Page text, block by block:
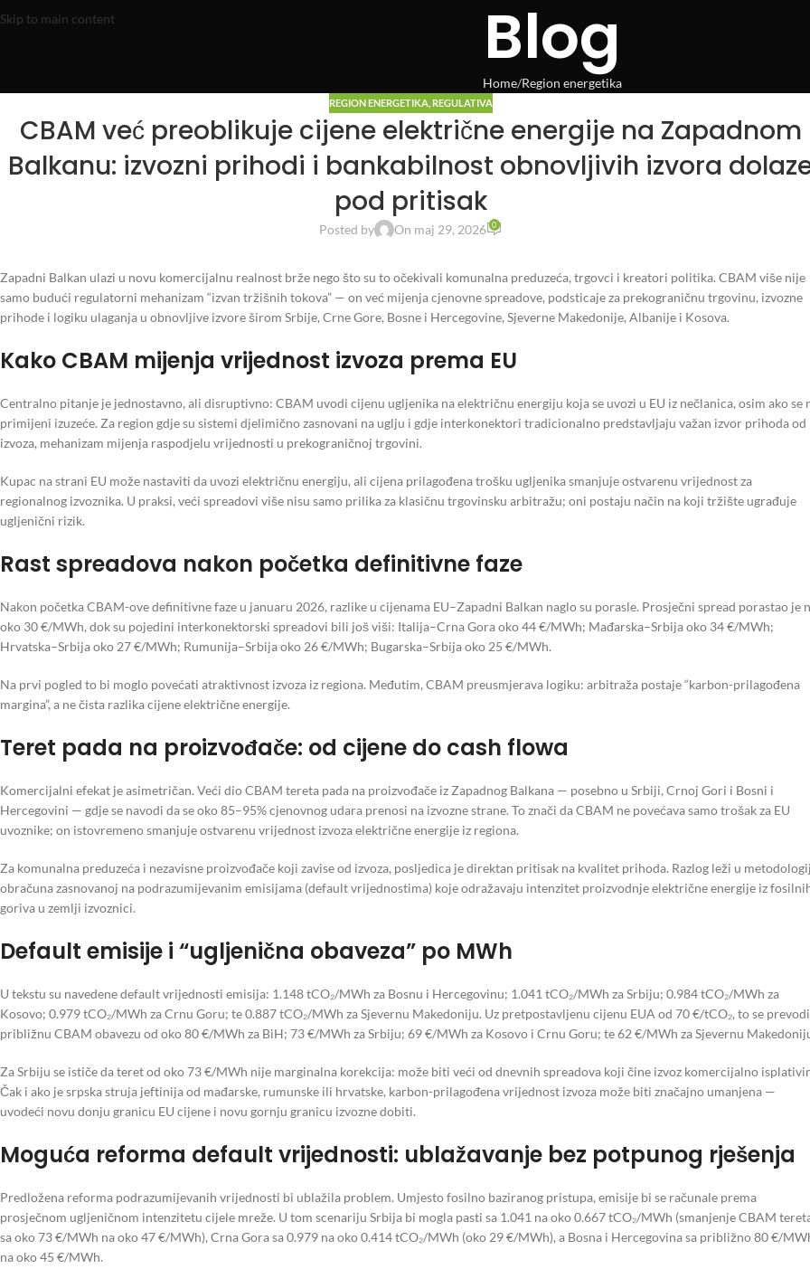
Skip to main content Blog
Home Region energetika
REGION ENERGETIKA, REGULATIVA
CBAM već preoblikuje cijene električne energije na Zapadnom
Balkanu: izvozni prihodi i bankabilnost obnovljivih izvora
pod pritisak
Posted by On maj 29, 2026 0
Zapadni Balkan ulazi u novu komercijalnu realnost brže nego što su to očekivali komunalna preduzeća, trgovci i kreatori politika. CBAM više nije
samo budući regulatorni mehanizam “izvan tržišnih tokova” — on već mijenja cjenovne spreadove, podsticaje za prekograničnu trgovinu, izvozne
prihode i logiku ulaganja u obnovljive izvore širom Srbije, Crne Gore, Bosne i Hercegovine, Sjeverne Makedonije, Albanije i Kosova.
Kako CBAM mijenja vrijednost izvoza prema EU
Centralno pitanje je jednostavno, ali disruptivno: CBAM uvodi cijenu ugljenika na električnu energiju koja se uvozi u EU iz nečlanica, osim ako se
primijeni izuzeće. Za region gdje su sistemi djelimično zasnovani na uglju i gdje interkonektori tradicionalno predstavljaju važan izvor prihoda od
izvoza, mehanizam mijenja raspodjelu vrijednosti u prekograničnoj trgovini.
Kupac na strani EU može nastaviti da uvozi električnu energiju, ali cijena prilagođena trošku ugljenika smanjuje ostvarenu vrijednost za
regionalnog izvoznika. U praksi, veći spreadovi više nisu samo prilika za klasičnu trgovinsku arbitražu; oni postaju način na koji tržište ugrađuje
ugljenični rizik.
Rast spreadova nakon početka definitivne faze
Nakon početka CBAM-ove definitivne faze u januaru 2026, razlike u cijenama EU–Zapadni Balkan naglo su porasle. Prosječni spread porastao je
oko 30 €/MWh, dok su pojedini interkonektorski spreadovi bili još viši: Italija–Crna Gora oko 44 €/MWh; Mađarska–Srbija oko 34 €/MWh;
Hrvatska–Srbija oko 27 €/MWh; Rumunija–Srbija oko 26 €/MWh; Bugarska–Srbija oko 25 €/MWh.
Na prvi pogled to bi moglo povećati atraktivnost izvoza iz regiona. Međutim, CBAM preusmjerava logiku: arbitraža postaje “karbon-prilagođena
margina”, a ne čista razlika cijene električne energije.
Teret pada na proizvođače: od cijene do cash flowa
Komercijalni efekat je asimetričan. Veći dio CBAM tereta pada na proizvođače iz Zapadnog Balkana — posebno u Srbiji, Crnoj Gori i Bosni i
Hercegovini — gdje se navodi da se oko 85–95% cjenovnog udara prenosi na izvozne strane. To znači da CBAM ne povećava samo trošak za EU
uvoznike; on istovremeno smanjuje ostvarenu vrijednost izvoza električne energije iz regiona.
Za komunalna preduzeća i nezavisne proizvođače koji zavise od izvoza, posljedica je direktan pritisak na kvalitet prihoda. Razlog leži u
obračuna zasnovanoj na podrazumijevanim emisijama (default vrijednostima) koje odražavaju intenzitet proizvodnje električne energije iz
goriva u zemlji izvoznici.
Default emisije i “ugljenična obaveza” po MWh
U tekstu su navedene default vrijednosti emisija: 1.148 tCO₂/MWh za Bosnu i Hercegovinu; 1.041 tCO₂/MWh za Srbiju; 0.984 tCO₂/MWh za
Kosovo; 0.979 tCO₂/MWh za Crnu Goru; te 0.887 tCO₂/MWh za Sjevernu Makedoniju. Uz pretpostavljenu cijenu EUA od 70 €/tCO₂, to se
približnu CBAM obavezu od oko 80 €/MWh za BiH; 73 €/MWh za Srbiju; 69 €/MWh za Kosovo i Crnu Goru; te 62 €/MWh za Sjevernu
Za Srbiju se ističe da teret od oko 73 €/MWh nije marginalna korekcija: može biti veći od dnevnih spreadova koji čine izvoz komercijalno
Čak i ako je srpska struja jeftinija od mađarske, rumunske ili hrvatske, karbon-prilagođena vrijednost izvoza može biti značajno umanjena —
uvodeći novu donju granicu EU cijene i novu gornju granicu izvozne dobiti.
Moguća reforma default vrijednosti: ublažavanje bez potpunog rješenja
Predložena reforma podrazumijevanih vrijednosti bi ublažila problem. Umjesto fosilno baziranog pristupa, emisije bi se računale prema
prosječnom ugljeničnom intenzitetu cijele mreže. U tom scenariju Srbija bi mogla pasti sa 1.041 na oko 0.667 tCO₂/MWh (smanjenje CBAM
sa oko 73 €/MWh na oko 47 €/MWh), Crna Gora sa 0.979 na oko 0.414 tCO₂/MWh (oko 29 €/MWh), a Bosna i Hercegovina sa približno 80 €/
na oko 45 €/MWh.